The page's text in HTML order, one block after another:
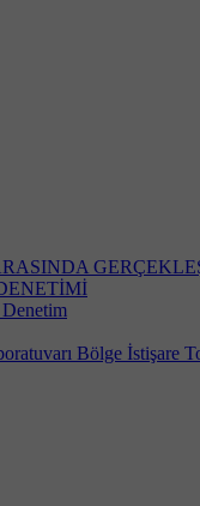
Bölge İstişare